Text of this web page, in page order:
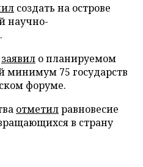
создать на острове
научно-
заявил о планируемом
минимум 75 государств
форуме.
отметилравновесие
в страну